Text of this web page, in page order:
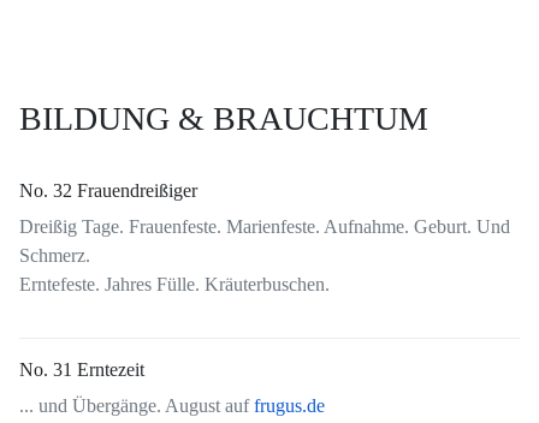
BILDUNG & BRAUCHTUM
No. 32 Frauendreißiger
Dreißig Tage. Frauenfeste. Marienfeste. Aufnahme. Geburt. Und
Schmerz.
Erntefeste. Jahres Fülle. Kräuterbuschen.
No. 31 Erntezeit
... und Übergänge. August auffrugus.de